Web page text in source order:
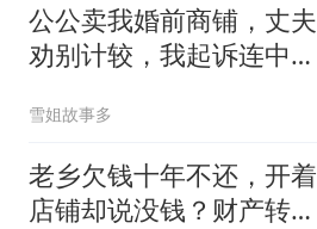
公公卖我婚前商铺，丈夫
劝别计较，我起诉连中介
雪姐故事多
老乡欠钱十年不还，开着
店铺却说没钱？财产转给